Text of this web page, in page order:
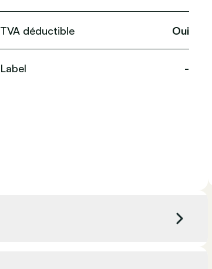
TVA déductible Oui
Label -